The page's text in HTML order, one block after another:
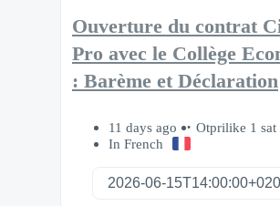
Ouverture du contrat
Pro avec le Collège
: Barème et Déclaration
11 days ago
Otprilike 1 sat
In French